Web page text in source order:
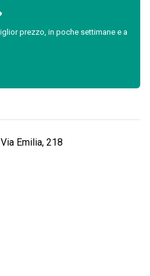
prezzo, in poche settimane e a
Emilia, 218